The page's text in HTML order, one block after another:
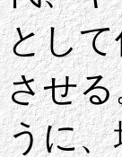
とし
させ
うに